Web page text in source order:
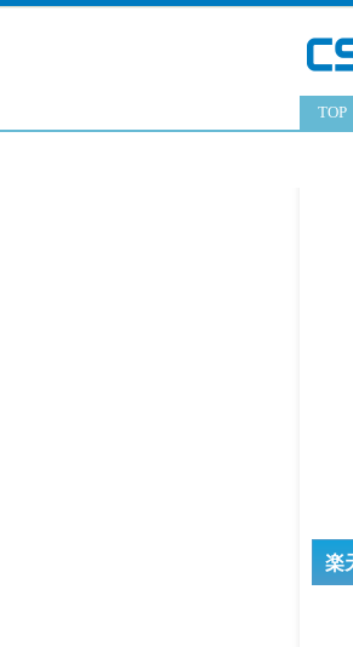
TOP
楽